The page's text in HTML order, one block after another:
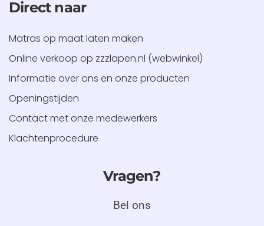
Direct naar
Matras op maat laten maken
Online verkoop op zzzlapen.nl (webwinkel)
Informatie over ons en onze producten
Openingstijden
Contact met onze medewerkers
Klachtenprocedure
Vragen?
Bel ons